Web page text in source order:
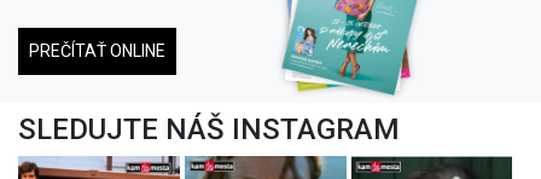
PREČÍTAŤ ONLINE
SLEDUJTE NÁŠ INSTAGRAM